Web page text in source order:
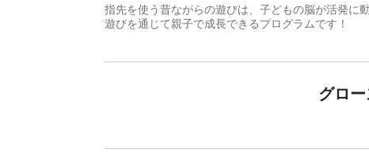
指先を使う昔ながらの遊びは、子どもの脳が活発に
遊びを通じて親子で成長できるプログラムです！
グロ